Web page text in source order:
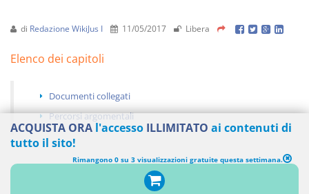
di Redazione WikiJus I 11/05/2017 Libera
Elenco dei capitoli
Documenti collegati
Percorsi argomentali
ACQUISTA ORA l'accesso ILLIMITATO ai contenuti di
tutto il sito!
Rimangono 0 su 3 visualizzazioni gratuite questa settimana.